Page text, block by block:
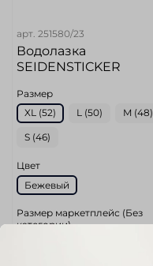
арт. 251580/23
Водолазка
SEIDENSTICKER
Размер
XL (52)
L (50) M (48)
S (46)
Цвет
Бежевый
Размер маркетплейс (Без
категории)